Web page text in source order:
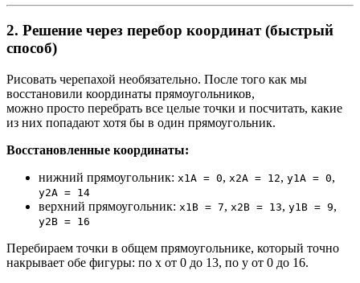
2. Решение через перебор координат (быстрый
способ)
Рисовать черепахой необязательно. После того как мы
восстановили координаты прямоугольников,
можно просто перебрать все целые точки и посчитать, какие
из них попадают хотя бы в один прямоугольник.
Восстановленные координаты:
нижний прямоугольник: x1A = 0, x2A = 12, y1A = 0,
y2A = 14
верхний прямоугольник: x1B = 7, x2B = 13, y1B = 9,
y2B = 16
Перебираем точки в общем прямоугольнике, который точно
накрывает обе фигуры: по x от 0 до 13, по y от 0 до 16.